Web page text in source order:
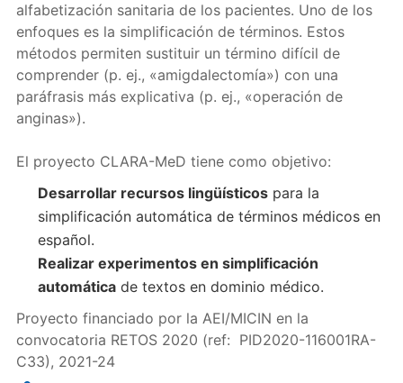
alfabetización sanitaria de los pacientes. Uno de los
enfoques es la simplificación de términos. Estos
métodos permiten sustituir un término difícil de
comprender (p. ej., «amigdalectomía») con una
paráfrasis más explicativa (p. ej., «operación de
anginas»).
El proyecto CLARA-MeD tiene como objetivo:
Desarrollar recursos lingüísticospara la
simplificación automática de términos médicos en
español.
Realizar experimentos en simplificación
automáticade textos en dominio médico.
Proyecto financiado por la AEI/MICIN en la
convocatoria RETOS 2020 (ref: PID2020-116001RA-
C33), 2021-24